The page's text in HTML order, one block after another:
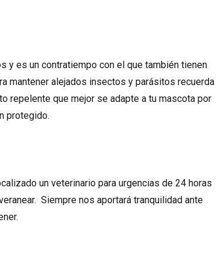
y es un contratiempo con el que también tienen
mantener alejados insectos y parásitos recuerda
repelente que mejor se adapte a tu mascota por
protegido.
un veterinario para urgencias de 24 horas
Siempre nos aportará tranquilidad ante